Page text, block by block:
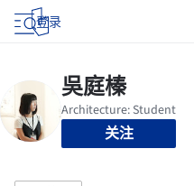
登录
关注